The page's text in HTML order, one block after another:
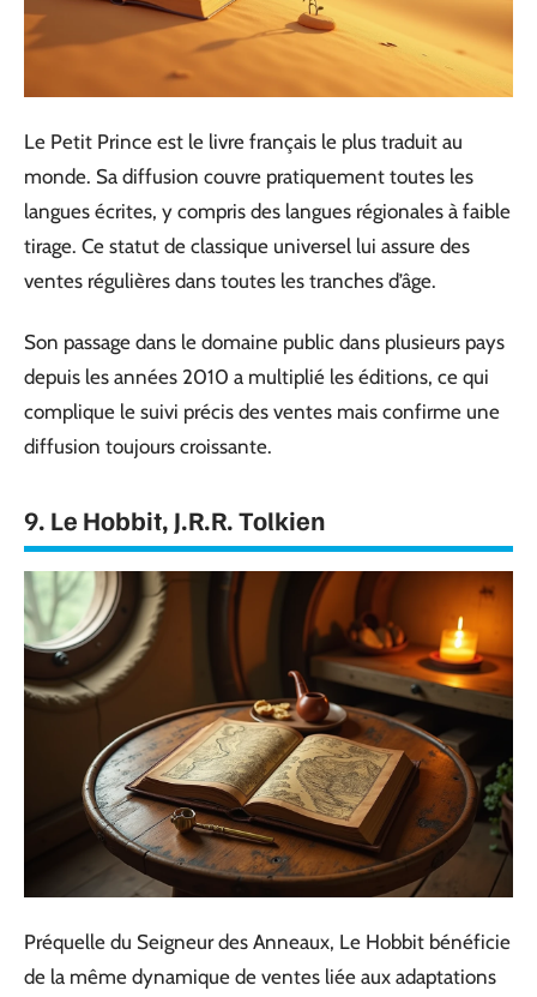
Le Petit Prince est le livre français le plus traduit au
monde. Sa diffusion couvre pratiquement toutes les
langues écrites, y compris des langues régionales à faible
tirage. Ce statut de classique universel lui assure des
ventes régulières dans toutes les tranches d’âge.
Son passage dans le domaine public dans plusieurs pays
depuis les années 2010 a multiplié les éditions, ce qui
complique le suivi précis des ventes mais confirme une
diffusion toujours croissante.
9. Le Hobbit, J.R.R. Tolkien
Préquelle du Seigneur des Anneaux, Le Hobbit bénéficie
de la même dynamique de ventes liée aux adaptations